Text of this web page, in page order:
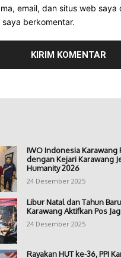
email, dan situs web saya
berkomentar.
IWO Indonesia Karawang
dengan Kejari Karawang
Humanity 2026
24 Desember 2025
Libur Natal dan Tahun
Karawang Aktifkan Pos
24 Desember 2025
Rayakan HUT ke-36, PPI